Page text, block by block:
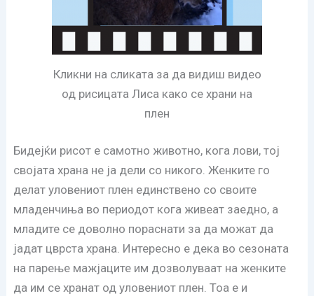
Кликни на сликата за да видиш видео
од рисицата Лиса како се храни на
плен
Бидејќи рисот е самотно животно, кога лови, тој
својата храна не ја дели со никого. Женките го
делат уловениот плен единствено со своите
младенчиња во периодот кога живеат заедно, а
младите се доволно пораснати за да можат да
јадат цврста храна. Интересно е дека во сезоната
на парење мажјаците им дозволуваат на женките
да им се хранат од уловениот плен. Тоа е и